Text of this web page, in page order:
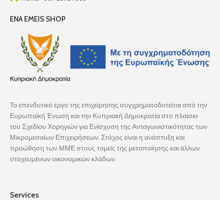
ENA EMEIS SHOP
Το επενδυτικό έργο της επιχείρησης συγχρηματοδοτείται από την
Ευρωπαϊκή Ένωση και την Κυπριακή Δημοκρατία στο πλαίσιο
του Σχεδίου Χορηγιών για Ενίσχυση της Ανταγωνιστικότητας των
Μικρομεσαίων Επιχειρήσεων. Στόχος είναι η ανάπτυξη και
προώθηση των ΜΜΕ στους τομείς της μεταποίησης και άλλων
στοχευμένων οικονομικών κλάδων.
Services